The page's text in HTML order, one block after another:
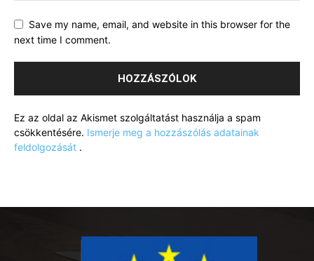
Save my name, email, and website in this browser for the
next time I comment.
Ez az oldal az Akismet szolgáltatást használja a spam
csökkentésére. Ismerje meg a hozzászólás adatainak
feldolgozását .